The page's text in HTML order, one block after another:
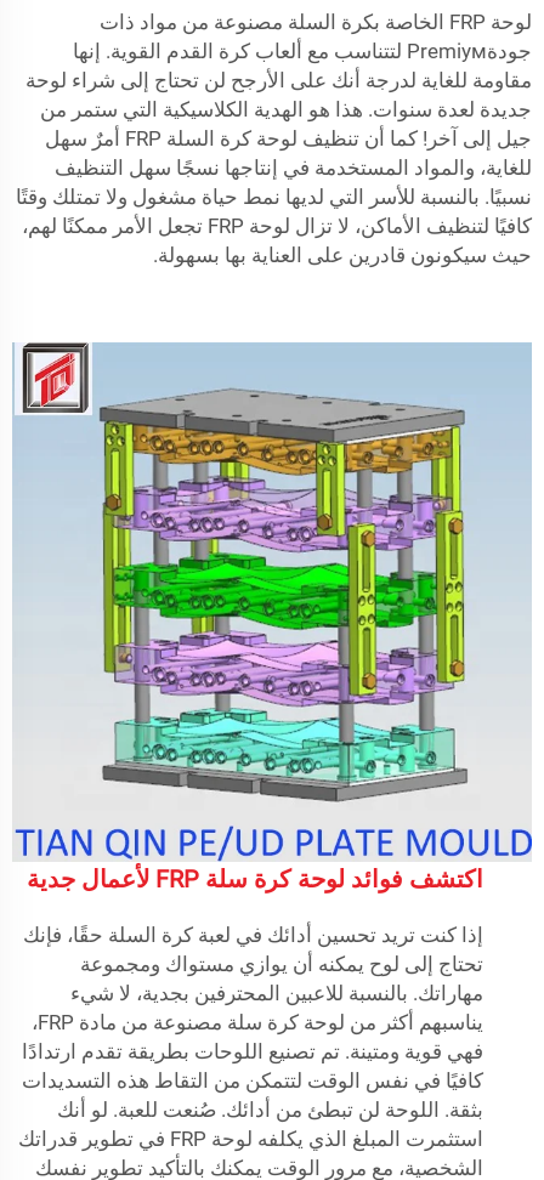
لوحة FRP الخاصة بكرة السلة مصنوعة من مواد ذات
جودةPremiум لتتناسب مع ألعاب كرة القدم القوية. إنها
مقاومة للغاية لدرجة أنك على الأرجح لن تحتاج إلى شراء لوحة
جديدة لعدة سنوات. هذا هو الهدية الكلاسيكية التي ستمر من
جيل إلى آخر! كما أن تنظيف لوحة كرة السلة FRP أمرٌ سهل
للغاية، والمواد المستخدمة في إنتاجها نسجًا سهل التنظيف
نسبيًا. بالنسبة للأسر التي لديها نمط حياة مشغول ولا تمتلك وقتًا
كافيًا لتنظيف الأماكن، لا تزال لوحة FRP تجعل الأمر ممكنًا لهم،
حيث سيكونون قادرين على العناية بها بسهولة.
اكتشف فوائد لوحة كرة سلة FRP لأعمال جدية
إذا كنت تريد تحسين أدائك في لعبة كرة السلة حقًا، فإنك
تحتاج إلى لوح يمكنه أن يوازي مستواك ومجموعة
مهاراتك. بالنسبة للاعبين المحترفين بجدية، لا شيء
يناسبهم أكثر من لوحة كرة سلة مصنوعة من مادة FRP،
فهي قوية ومتينة. تم تصنيع اللوحات بطريقة تقدم ارتدادًا
كافيًا في نفس الوقت لتتمكن من التقاط هذه التسديدات
بثقة. اللوحة لن تبطئ من أدائك. صُنعت للعبة. لو أنك
استثمرت المبلغ الذي يكلفه لوحة FRP في تطوير قدراتك
الشخصية، مع مرور الوقت يمكنك بالتأكيد تطوير نفسك